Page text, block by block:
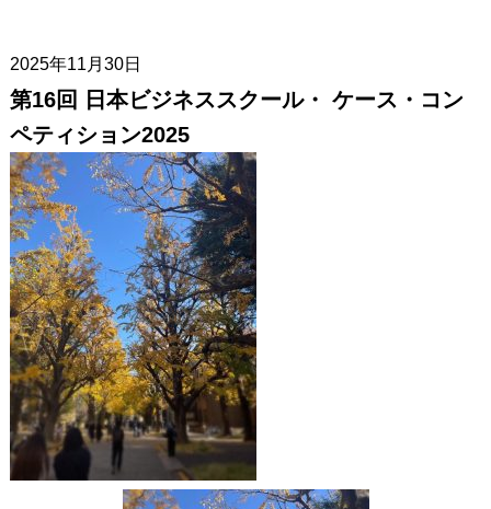
2025年11月30日
第16回 日本ビジネススクール・ ケース・コン
ペティション2025